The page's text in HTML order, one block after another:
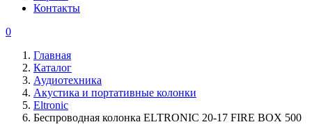
Контакты
0
Главная
Каталог
Аудиотехника
Акустика и портативные колонки
Eltronic
Беспроводная колонка ELTRONIC 20-17 FIRE BOX 500